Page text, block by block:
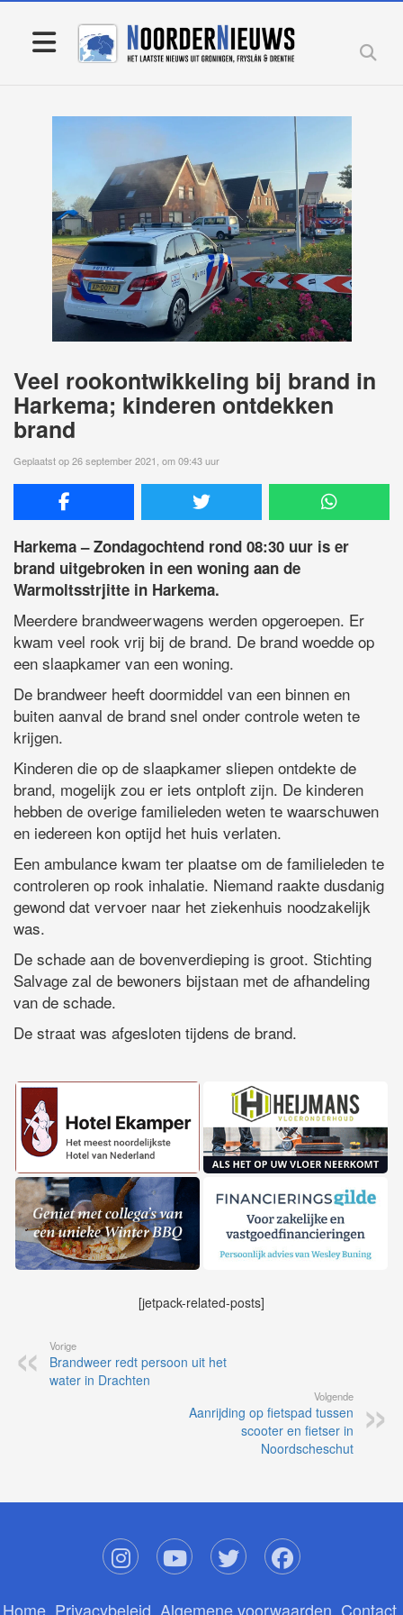
Veel rookontwikkeling bij brand in
Harkema; kinderen ontdekken
brand
Geplaatst op 26 september 2021, om 09:43 uur
Harkema – Zondagochtend rond 08:30 uur is er
brand uitgebroken in een woning aan de
Warmoltsstrjitte in Harkema.
Meerdere brandweerwagens werden opgeroepen. Er
kwam veel rook vrij bij de brand. De brand woedde op
een slaapkamer van een woning.
De brandweer heeft doormiddel van een binnen en
buiten aanval de brand snel onder controle weten te
krijgen.
Kinderen die op de slaapkamer sliepen ontdekte de
brand, mogelijk zou er iets ontploft zijn. De kinderen
hebben de overige familieleden weten te waarschuwen
en iedereen kon optijd het huis verlaten.
Een ambulance kwam ter plaatse om de familieleden te
controleren op rook inhalatie. Niemand raakte dusdanig
gewond dat vervoer naar het ziekenhuis noodzakelijk
was.
De schade aan de bovenverdieping is groot. Stichting
Salvage zal de bewoners bijstaan met de afhandeling
van de schade.
De straat was afgesloten tijdens de brand.
[jetpack-related-posts]
Vorige
Brandweer redt persoon uit het
water in Drachten
Volgende
Aanrijding op fietspad tussen
scooter en fietser in
Noordscheschut
Home Privacybeleid Algemene voorwaarden Contact